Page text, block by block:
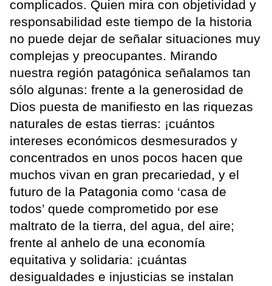
complicados. Quien mira con objetividad y
responsabilidad este tiempo de la historia
no puede dejar de señalar situaciones muy
complejas y preocupantes. Mirando
nuestra región patagónica señalamos tan
sólo algunas: frente a la generosidad de
Dios puesta de manifiesto en las riquezas
naturales de estas tierras: ¡cuántos
intereses económicos desmesurados y
concentrados en unos pocos hacen que
muchos vivan en gran precariedad, y el
futuro de la Patagonia como ‘casa de
todos’ quede comprometido por ese
maltrato de la tierra, del agua, del aire;
frente al anhelo de una economía
equitativa y solidaria: ¡cuántas
desigualdades e injusticias se instalan